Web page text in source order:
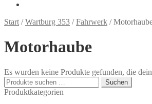
Start /Wartburg 353 /Fahrwerk /
Motorhaube
Es wurden keine Produkte gefunden, die
Suchen
nach:
Suchen
Produktkategorien